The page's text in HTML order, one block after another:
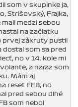
som v skupinke ja,
Strišovský, Frajka,
mali medzi sebou
na začiatku
prvej zákruty pustil
dostal som sa pred
no v 14. kole mi
a naraz som
Mám aj
reset FFB, no
pred sebou dlhé
som nebol